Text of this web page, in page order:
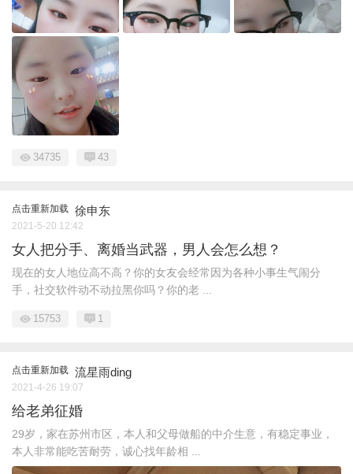
34735 43
点击重新加载 徐申东
2021-5-20 12:42
女人把分手、离婚当武器，男人会怎么想？
现在的女人地位高不高？你的女友会经常因为各种小事生气闹分
手，社交软件动不动拉黑你吗？你的老 ...
15753 1
点击重新加载 流星雨ding
2021-4-26 19:07
给老弟征婚
29岁，家在苏州市区，本人和父母做船的中介生意，有稳定事业，
本人非常能吃苦耐劳，诚心找年龄相 ...